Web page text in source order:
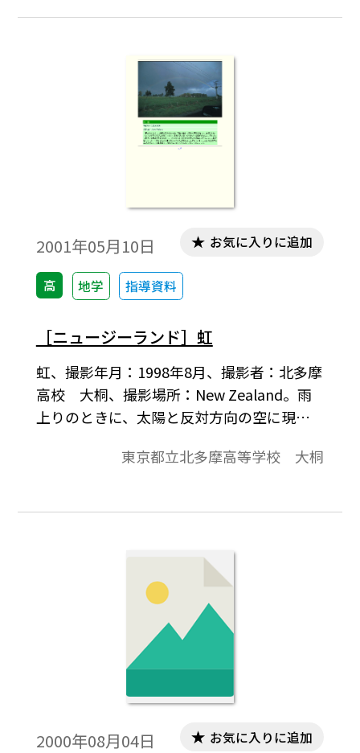
が，「百聞は，一見に如かず。」演示実験を
ら簡単に霧吹きができる。ガラス細工の初
歩として，またベルヌーイの定理の説明に
使える。さらに，製作した霧吹きで人口の
虹を観察できるので，光の単元の興味付け
としても効果がある。身近な道具の原理
鹸液の薄膜による光の干渉。（14）光の全
でき，生徒にとって興味深い。さらに，コン
いる２進法によるデジタル情報通信につい
きる。（15）部屋を暗くして，レーザー光
線を発生させる。レーザー光線の筋に沿っ
て，火をつけた線香を移動させると，煙に当
たった赤い光の筋が一直線に教室の端から
端まで観察できる。まるで手に取るように
うに生徒から歓声が上がる。ティンダル現
た水中でも筋が見えることを示す。また，水
面での光の屈折や，鏡，プリズム，回折格
子などを使った様々な光の実験観察ができ
る。さらに，全反射の例として，光ファイバ
ーを使って図のような装置を作ると，花火
のようでとても美しい。広島県高等学校教
育研究会理科部会物化部「理科アイデアカ
アカード・物理編第Ⅲ集」より。
育研究会理科部会物化部「理科アイデアカ
アカード・物理編第Ⅲ集」より。
2001年05月10日
高 地学 指導資料
お気に入りに追加
［ニュージーランド］虹
虹、撮影年月：1998年8月、撮影者：北多摩
高校 大桐、撮影場所：New Zealand。雨
上りのときに、太陽と反対方向の空に現れ
ろいろな色の光が含まれています。太陽光が
って屈折する角度が異なるために、スペク
これが虹です。よ～く見ると虹の外側にもう
一つの虹が見えることがあります。こちらの
虹は色の並び方が逆で、外側が紫で、内側が
赤になって見えます。探してみましょう。
東京都立北多摩高等学校 大桐
2000年08月04日 お気に入りに追加